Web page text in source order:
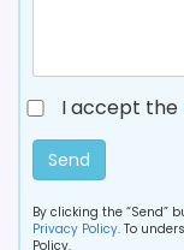
I accept the
Send
By clicking the “Send”
Privacy Policy. To
Policy.